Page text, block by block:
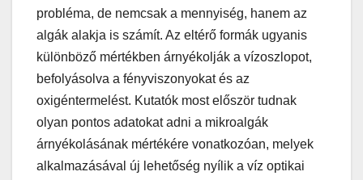
probléma, de nemcsak a mennyiség, hanem az
algák alakja is számít. Az eltérő formák ugyanis
különböző mértékben árnyékolják a vízoszlopot,
befolyásolva a fényviszonyokat és az
oxigéntermelést. Kutatók most először tudnak
olyan pontos adatokat adni a mikroalgák
árnyékolásának mértékére vonatkozóan, melyek
alkalmazásával új lehetőség nyílik a víz optikai